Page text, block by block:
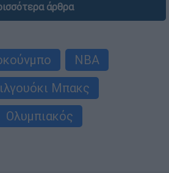
άρθρα
NBA
Μπακς
Ολυμπιακός